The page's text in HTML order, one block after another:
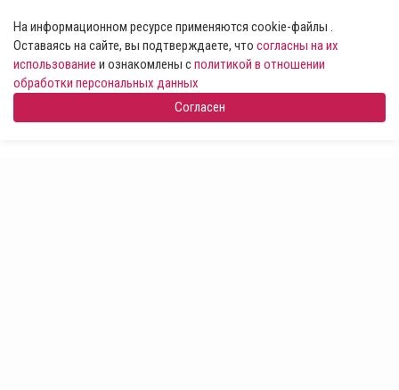
На информационном ресурсе применяются cookie-файлы .
Оставаясь на сайте, вы подтверждаете, что согласны на их
использование и ознакомлены сполитикой в отношении
обработки персональных данных
Согласен